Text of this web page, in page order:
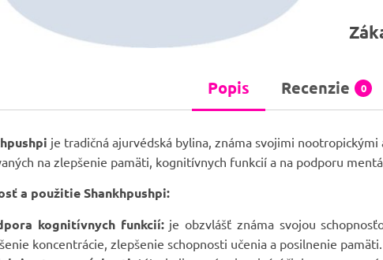
Popis Recenzie 0
je tradičná ajurvédská bylina, známa svojimi
na zlepšenie pamäti, kognitívnych funkcií a na podporu
a použitie Shankhpushpi:
kognitívnych funkcií:je obzvlášť známa svojou
koncentrácie, zlepšenie schopnosti učenia a posilnenie pamäti.